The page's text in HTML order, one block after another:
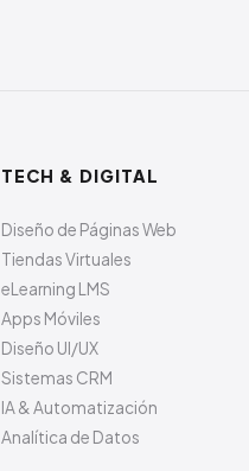
TECH & DIGITAL
Diseño de Páginas Web
Tiendas Virtuales
eLearning LMS
Apps Móviles
Diseño UI/UX
Sistemas CRM
IA & Automatización
Analítica de Datos